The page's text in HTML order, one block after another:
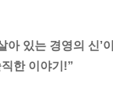
아 있는 경영의 신’
한 이야기!”